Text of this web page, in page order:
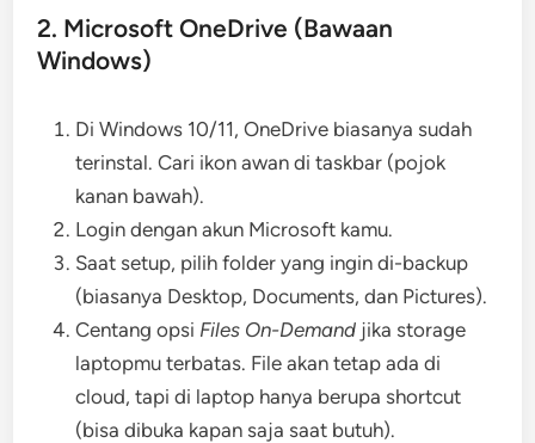
2. Microsoft OneDrive (Bawaan
Windows)
Di Windows 10/11, OneDrive biasanya sudah
terinstal. Cari ikon awan di taskbar (pojok
kanan bawah).
Login dengan akun Microsoft kamu.
Saat setup, pilih folder yang ingin di-backup
(biasanya Desktop, Documents, dan Pictures).
Centang opsi Files On-Demand jika storage
laptopmu terbatas. File akan tetap ada di
cloud, tapi di laptop hanya berupa shortcut
(bisa dibuka kapan saja saat butuh).